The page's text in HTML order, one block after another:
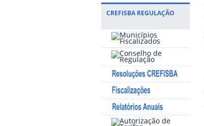
CREFISBA REGULAÇÃO